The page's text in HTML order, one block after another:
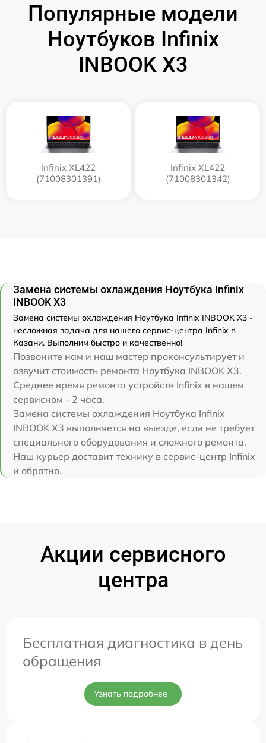
Популярные модели
Ноутбуков Infinix
INBOOK X3
Infinix XL422
(71008301391)
Infinix XL422
(71008301342)
Замена системы охлаждения Ноутбука Infinix
INBOOK X3
Замена системы охлаждения Ноутбука Infinix INBOOK X3 -
несложная задача для нашего сервис-центра Infinix в
Казани. Выполним быстро и качественно!
Позвоните нам и наш мастер проконсультирует и
озвучит стоимость ремонта Ноутбука INBOOK X3.
Среднее время ремонта устройств Infinix в нашем
сервисном - 2 часа.
Замена системы охлаждения Ноутбука Infinix
INBOOK X3 выполняется на выезде, если не требует
специального оборудования и сложного ремонта.
Наш курьер доставит технику в сервис-центр Infinix
и обратно.
Акции сервисного
центра
Бесплатная диагностика в день
обращения
Узнать подробнее